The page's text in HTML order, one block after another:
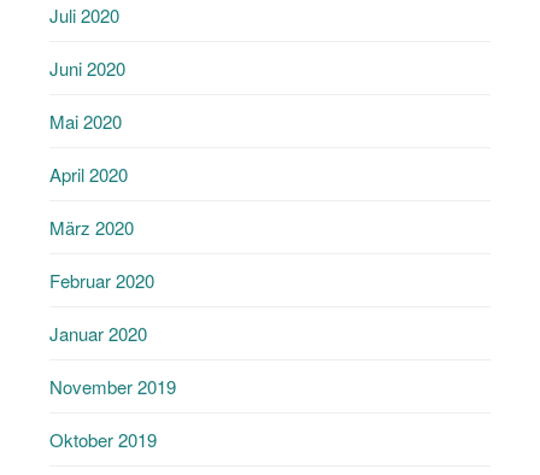
Juli 2020
Juni 2020
Mai 2020
April 2020
März 2020
Februar 2020
Januar 2020
November 2019
Oktober 2019